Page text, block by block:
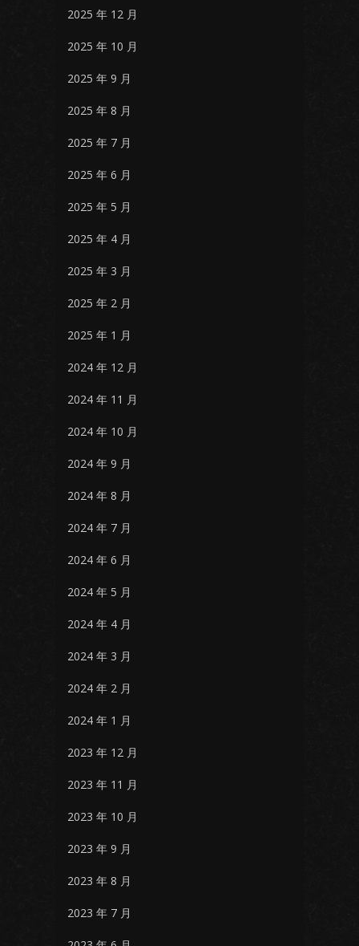
2025 年 12 月
2025 年 10 月
2025 年 9 月
2025 年 8 月
2025 年 7 月
2025 年 6 月
2025 年 5 月
2025 年 4 月
2025 年 3 月
2025 年 2 月
2025 年 1 月
2024 年 12 月
2024 年 11 月
2024 年 10 月
2024 年 9 月
2024 年 8 月
2024 年 7 月
2024 年 6 月
2024 年 5 月
2024 年 4 月
2024 年 3 月
2024 年 2 月
2024 年 1 月
2023 年 12 月
2023 年 11 月
2023 年 10 月
2023 年 9 月
2023 年 8 月
2023 年 7 月